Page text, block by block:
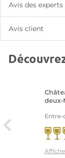
Avis des experts
Avis client
deux-
Entre-